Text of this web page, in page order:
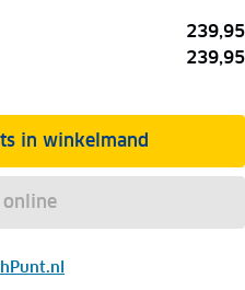
239,95
239,95
in winkelmand